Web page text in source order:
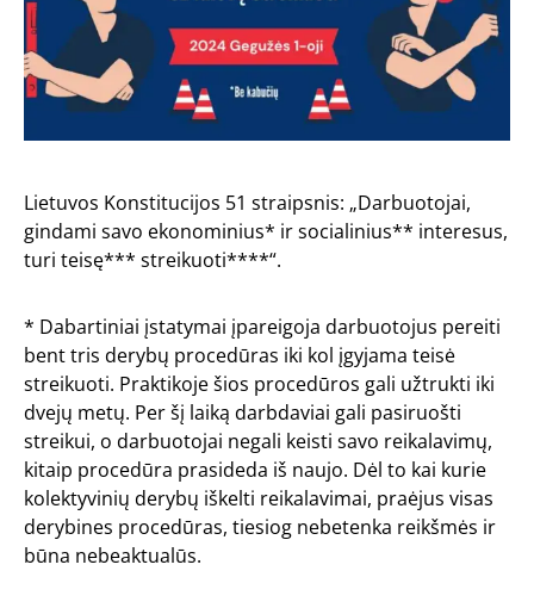
Lietuvos Konstitucijos 51 straipsnis: „Darbuotojai,
gindami savo ekonominius* ir socialinius** interesus,
turi teisę*** streikuoti****“.
* Dabartiniai įstatymai įpareigoja darbuotojus pereiti
bent tris derybų procedūras iki kol įgyjama teisė
streikuoti. Praktikoje šios procedūros gali užtrukti iki
dvejų metų. Per šį laiką darbdaviai gali pasiruošti
streikui, o darbuotojai negali keisti savo reikalavimų,
kitaip procedūra prasideda iš naujo. Dėl to kai kurie
kolektyvinių derybų iškelti reikalavimai, praėjus visas
derybines procedūras, tiesiog nebetenka reikšmės ir
būna nebeaktualūs.